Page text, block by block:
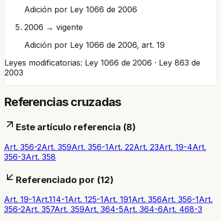
Adición por Ley 1066 de 2006
2006 → vigente
Adición por Ley 1066 de 2006, art. 19
Leyes modificatorias: Ley 1066 de 2006 · Ley 863 de
2003
Referencias cruzadas
Este artículo referencia (8)
Art. 356-2Art. 359Art. 356-1Art. 22Art. 23Art. 19-4Art.
356-3Art. 358
Referenciado por (12)
Art. 19-1Art.114-1Art. 125-1Art. 191Art. 356Art. 356-1Art.
356-2Art. 357Art. 359Art. 364-5Art. 364-6Art. 468-3